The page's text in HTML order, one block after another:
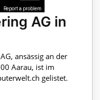
Report a problem
AG in
ansässig an der
Aarau, ist im
gelistet.